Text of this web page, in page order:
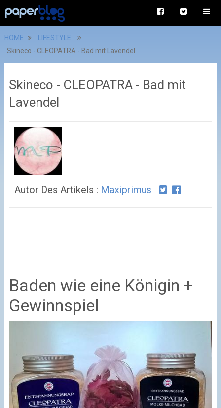
HOME
LIFESTYLE
Skineco - CLEOPATRA - Bad mit Lavendel
Skineco - CLEOPATRA - Bad mit
Lavendel
Autor Des Artikels : Maxiprimus
Baden wie eine Königin +
Gewinnspiel